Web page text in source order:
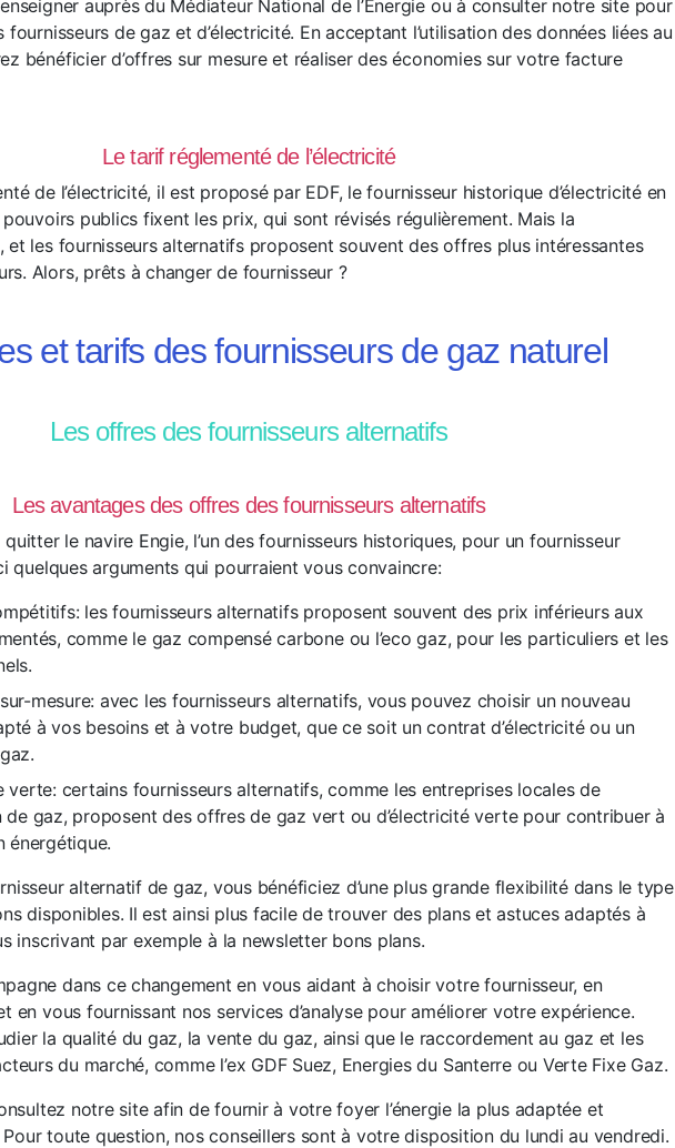
auprès du Médiateur National de l’Energie ou à consulter notre site pour
de gaz et d’électricité. En acceptant l’utilisation des données liées au
bénéficier d’offres sur mesure et réaliser des économies sur votre facture
Le tarif réglementé de l’électricité
de l’électricité, il est proposé par EDF, le fournisseur historique d’électricité en
pouvoirs publics fixent les prix, qui sont révisés régulièrement. Mais la
et les fournisseurs alternatifs proposent souvent des offres plus intéressantes
Alors, prêts à changer de fournisseur ?
et tarifs des fournisseurs de gaz naturel
Les offres des fournisseurs alternatifs
Les avantages des offres des fournisseurs alternatifs
le navire Engie, l’un des fournisseurs historiques, pour un fournisseur
quelques arguments qui pourraient vous convaincre:
les fournisseurs alternatifs proposent souvent des prix inférieurs aux
comme le gaz compensé carbone ou l’eco gaz, pour les particuliers et les
mesure: avec les fournisseurs alternatifs, vous pouvez choisir un nouveau
à vos besoins et à votre budget, que ce soit un contrat d’électricité ou un
verte: certains fournisseurs alternatifs, comme les entreprises locales de
gaz, proposent des offres de gaz vert ou d’électricité verte pour contribuer à
énergétique.
alternatif de gaz, vous bénéficiez d’une plus grande flexibilité dans le type
disponibles. Il est ainsi plus facile de trouver des plans et astuces adaptés à
inscrivant par exemple à la newsletter bons plans.
dans ce changement en vous aidant à choisir votre fournisseur, en
en vous fournissant nos services d’analyse pour améliorer votre expérience.
la qualité du gaz, la vente du gaz, ainsi que le raccordement au gaz et les
du marché, comme l’ex GDF Suez, Energies du Santerre ou Verte Fixe Gaz.
notre site afin de fournir à votre foyer l’énergie la plus adaptée et
toute question, nos conseillers sont à votre disposition du lundi au vendredi.